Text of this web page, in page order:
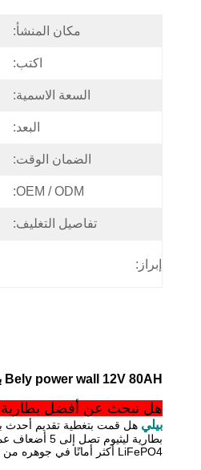
مكان المنشأ:
اكتب:
السعة الاسمية:
البعد:
الضمان الوقت:
OEM / ODM:
تفاصيل التغليف:
إبراز:
Bely power wall 12V 80AH بطارية ليثيوم بلوتوث لليخيت / متنقل / كهربائي
هل تبحث عن أفضل بطارية LiFePO4؟
بيلي هل قمت بتغطية تقديم أحدث
بطارية ليثيوم تصل إلى 5 أضعاف عمر بطارية الرصاص الحمضية القياسية.هذه السلسلة مقاومة للحرارة وخفيفة الوزن ، و
LiFePO4 أكثر أمانًا في جوهره من LiCo02 أو كاثود المنغنيز.تضمن مجموعتنا الواسعة من البطاريات القياسية وعالية الأداء أن لدينا ما تحتاجه عندما تحتاج إليه.